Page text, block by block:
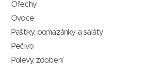
Ořechy
Ovoce
Paštiky, pomazánky a saláty
Pečivo
Polevy, zdobení